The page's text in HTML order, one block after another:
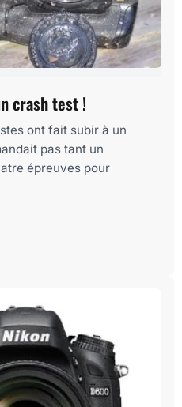
crash test !
ont fait subir à un
pas tant un
épreuves pour